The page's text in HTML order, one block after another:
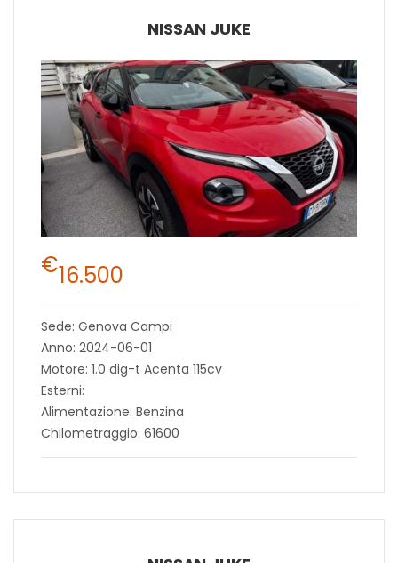
NISSAN JUKE
€16.500
Sede: Genova Campi
Anno: 2024-06-01
Motore: 1.0 dig-t Acenta 115cv
Esterni:
Alimentazione: Benzina
Chilometraggio: 61600